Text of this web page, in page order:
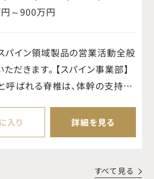
;神奈川県;岐阜県;静岡県;愛知
～900万円
パイン領域製品の営業活動全般
だきます。 【スパイン事業部】
呼ばれる脊椎は、体幹の支持や
す。当事業部では、椎間板ヘルニ
どに対する手術で使用される脊
治療に貢献しています。リーディ
入り 詳細を見る
すべて見る